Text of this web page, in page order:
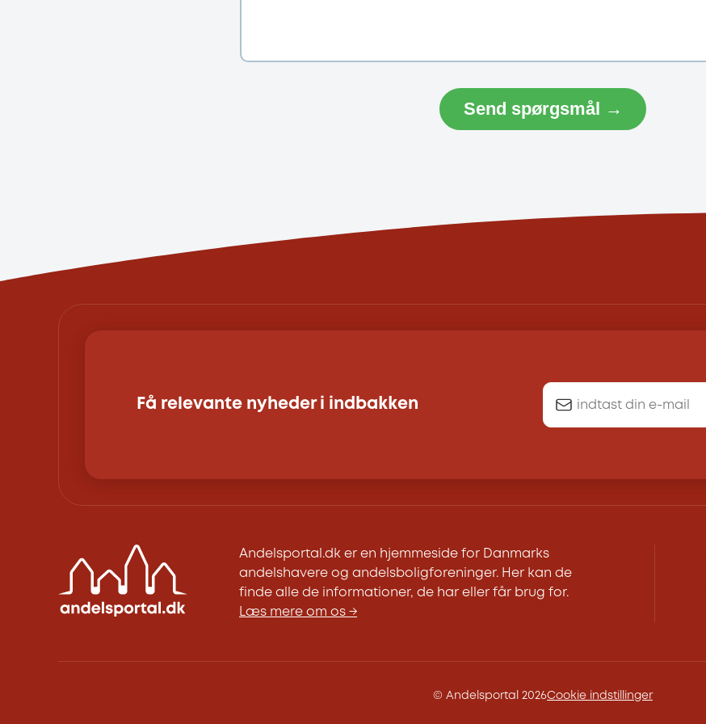
Send spørgsmål →
Få relevante nyheder i indbakken
Andelsportal.dk er en hjemmeside for Danmarks
andelshavere og andelsboligforeninger. Her kan de
finde alle de informationer, de har eller får brug for.
Læs mere om os →
© Andelsportal 2026Cookie indstillinger